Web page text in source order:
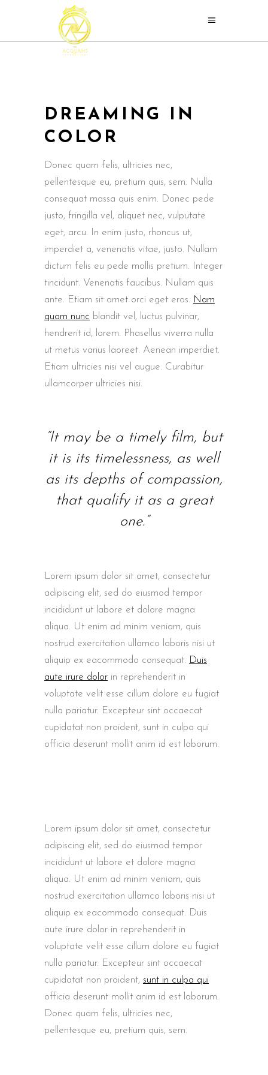
DREAMING IN
COLOR
Donec quam felis, ultricies nec,
pellentesque eu, pretium quis, sem. Nulla
consequat massa quis enim. Donec pede
justo, fringilla vel, aliquet nec, vulputate
eget, arcu. In enim justo, rhoncus ut,
imperdiet a, venenatis vitae, justo. Nullam
dictum felis eu pede mollis pretium. Integer
tincidunt. Venenatis faucibus. Nullam quis
ante. Etiam sit amet orci eget eros. Nam
quam nunc blandit vel, luctus pulvinar,
hendrerit id, lorem. Phasellus viverra nulla
ut metus varius laoreet. Aenean imperdiet.
Etiam ultricies nisi vel augue. Curabitur
ullamcorper ultricies nisi.
“It may be a timely film, but
it is its timelessness, as well
as its depths of compassion,
that qualify it as a great
one.”
Lorem ipsum dolor sit amet, consectetur
adipiscing elit, sed do eiusmod tempor
incididunt ut labore et dolore magna
aliqua. Ut enim ad minim veniam, quis
nostrud exercitation ullamco laboris nisi ut
aliquip ex eacommodo consequat. Duis
aute irure dolor in reprehenderit in
voluptate velit esse cillum dolore eu fugiat
nulla pariatur. Excepteur sint occaecat
cupidatat non proident, sunt in culpa qui
officia deserunt mollit anim id est laborum.
Lorem ipsum dolor sit amet, consectetur
adipiscing elit, sed do eiusmod tempor
incididunt ut labore et dolore magna
aliqua. Ut enim ad minim veniam, quis
nostrud exercitation ullamco laboris nisi ut
aliquip ex eacommodo consequat. Duis
aute irure dolor in reprehenderit in
voluptate velit esse cillum dolore eu fugiat
nulla pariatur. Excepteur sint occaecat
cupidatat non proident, sunt in culpa qui
officia deserunt mollit anim id est laborum.
Donec quam felis, ultricies nec,
pellentesque eu, pretium quis, sem.